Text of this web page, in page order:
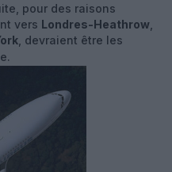
pour des raisons
vers Londres-Heathrow
, devraient être les